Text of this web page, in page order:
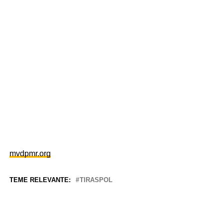
mvdpmr.org
TEME RELEVANTE: TIRASPOL